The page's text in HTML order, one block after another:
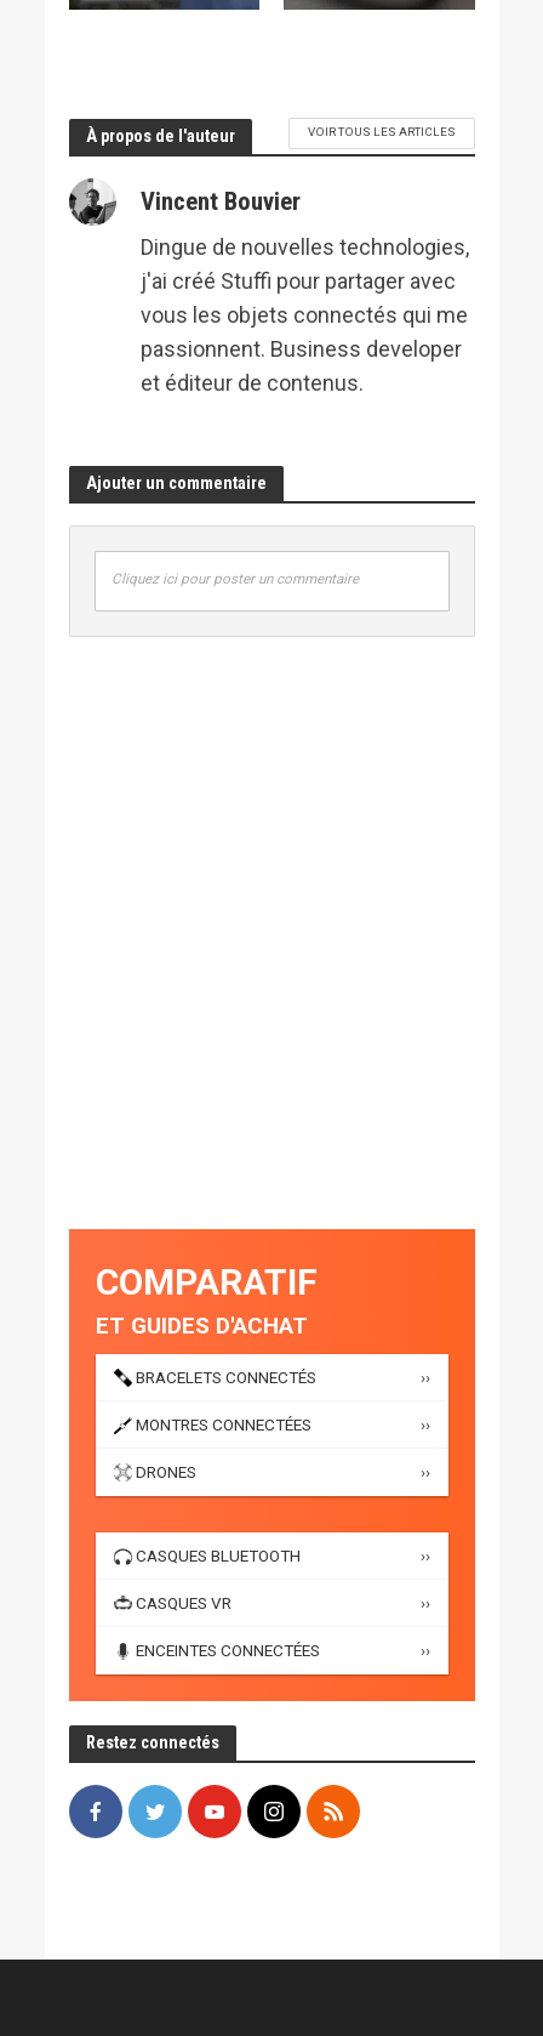
À propos de l'auteur VOIR TOUS LES ARTICLES
Vincent Bouvier
Dingue de nouvelles technologies,
j'ai créé Stuffi pour partager avec
vous les objets connectés qui me
passionnent. Business developer
et éditeur de contenus.
Ajouter un commentaire
Cliquez ici pour poster un commentaire
COMPARATIF
ET GUIDES D'ACHAT
BRACELETS CONNECTÉS ››
MONTRES CONNECTÉES ››
DRONES ››
CASQUES BLUETOOTH ››
CASQUES VR ››
ENCEINTES CONNECTÉES ››
Restez connectés